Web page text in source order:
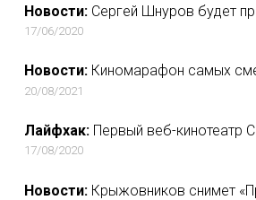
Новости:Сергей Шнуров будет
17/06/2020
Новости:Киномарафон самых
20/08/2021
Лайфхак:Первый веб-кинотеатр
17/08/2020
Новости:Крыжовников снимет